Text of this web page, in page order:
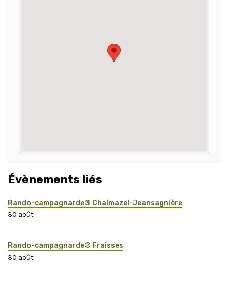
Évènements liés
Rando-campagnarde® Chalmazel-Jeansagnière
30 août
Rando-campagnarde® Fraisses
30 août